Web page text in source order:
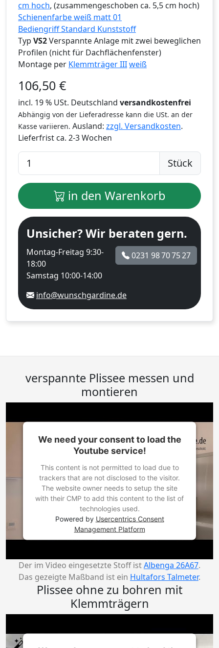
cm hoch, (zusammengeschoben ca. 5,5 cm hoch)
Schienenfarbe weiß matt 01
Bediengriff Standard Kunststoff
Typ VS2Verspannte Anlage mit zwei beweglichen
Profilen (nicht für Dachflächenfenster)
Montage per Klemmträger IIIweiß
106,50 €
incl. 19 % USt. Deutschland versandkostenfrei
Abhängig von der Lieferadresse kann die USt. an der
Kasse variieren. Ausland: zzgl. Versandkosten.
Lieferfrist ca. 2-3 Wochen
Stück
in den Warenkorb
Unsicher? Wir beraten gern.
Montag-Freitag 9:30-
18:00
Samstag 10:00-14:00
0231 98 70 75 27
info@wunschgardine.de
verspannte Plissee messen und
montieren
We need your consent to load the
Youtube service!
This content is not permitted to load due to
trackers that are not disclosed to the visitor.
The website owner needs to setup the site
with their CMP to add this content to the list of
technologies used.
Powered by Usercentrics Consent
Management Platform
Der im Video eingesetzte Stoff istAlbenga 26A67.
Das gezeigte Maßband ist ein Hultafors Talmeter.
Plissee ohne zu bohren mit
Klemmträgern